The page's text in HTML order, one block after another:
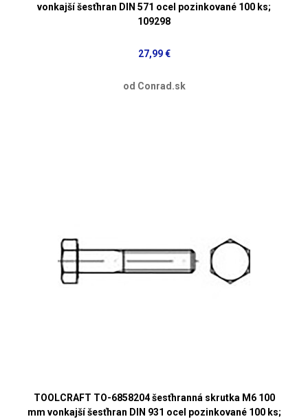
vonkajší šesťhran DIN 571 ocel pozinkované 100 ks;
109298
27,99 €
od Conrad.sk
TOOLCRAFT TO-6858204 šesťhranná skrutka M6 100
mm vonkajší šesťhran DIN 931 ocel pozinkované 100 ks;